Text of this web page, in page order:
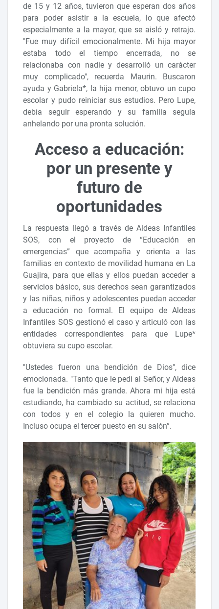
de 15 y 12 años, tuvieron que esperan dos años
para poder asistir a la escuela, lo que afectó
especialmente a la mayor, que se aisló y retrajo.
"Fue muy difícil emocionalmente. Mi hija mayor
estaba todo el tiempo encerrada, no se
relacionaba con nadie y desarrolló un carácter
muy complicado", recuerda Maurin. Buscaron
ayuda y Gabriela*, la hija menor, obtuvo un cupo
escolar y pudo reiniciar sus estudios. Pero Lupe,
debía seguir esperando y su familia seguía
anhelando por una pronta solución.
Acceso a educación:
por un presente y
futuro de
oportunidades
La respuesta llegó a través de Aldeas Infantiles
SOS, con el proyecto de “Educación en
emergencias” que acompaña y orienta a las
familias en contexto de movilidad humana en La
Guajira, para que ellas y ellos puedan acceder a
servicios básico, sus derechos sean garantizados
y las niñas, niños y adolescentes puedan acceder
a educación no formal. El equipo de Aldeas
Infantiles SOS gestionó el caso y articuló con las
entidades correspondientes para que Lupe*
obtuviera su cupo escolar.
"Ustedes fueron una bendición de Dios", dice
emocionada. "Tanto que le pedí al Señor, y Aldeas
fue la bendición más grande. Ahora mi hija está
estudiando, ha cambiado su actitud, se relaciona
con todos y en el colegio la quieren mucho.
Incluso ocupa el tercer puesto en su salón”.